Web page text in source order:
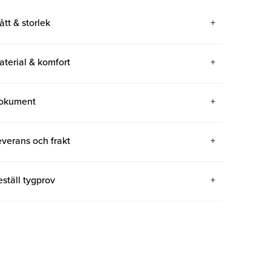
& storlek
& komfort
och frakt
tygprov